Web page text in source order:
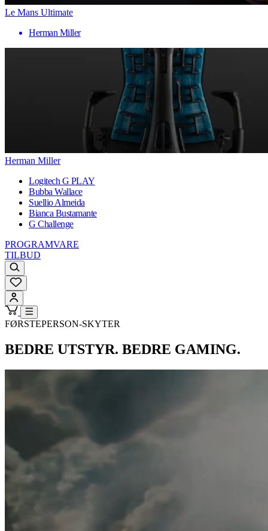
Le Mans Ultimate
Herman Miller
Herman Miller
Logitech G PLAY
Bubba Wallace
Suellio Almeida
Bianca Bustamante
G Challenge
PROGRAMVARE
TILBUD
FØRSTEPERSON-SKYTER
BEDRE UTSTYR. BEDRE GAMING.